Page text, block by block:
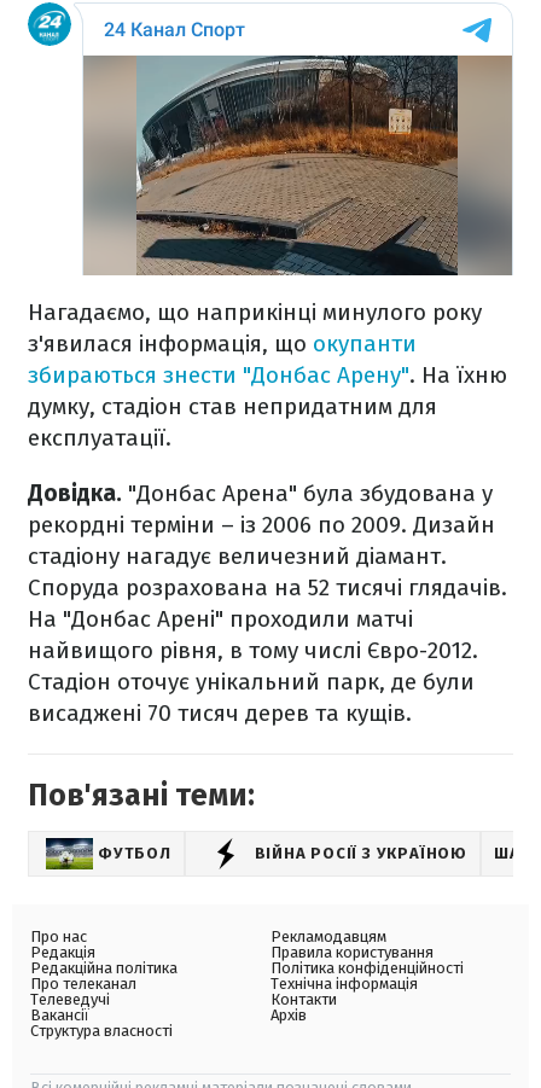
Нагадаємо, що наприкінці минулого року
з'явилася інформація, що окупанти
збираються знести "Донбас Арену". На їхню
думку, стадіон став непридатним для
експлуатації.
Довідка. "Донбас Арена" була збудована у
рекордні терміни – із 2006 по 2009. Дизайн
стадіону нагадує величезний діамант.
Споруда розрахована на 52 тисячі глядачів.
На "Донбас Арені" проходили матчі
найвищого рівня, в тому числі Євро-2012.
Стадіон оточує унікальний парк, де були
висаджені 70 тисяч дерев та кущів.
Пов'язані теми:
ФУТБОЛ ВІЙНА РОСІЇ З УКРАЇНОЮ
Про нас
Редакція
Редакційна політика
Про телеканал
Телеведучі
Вакансії
Структура власності
Рекламодавцям
Правила користування
Політика конфіденційності
Технічна інформація
Контакти
Архів